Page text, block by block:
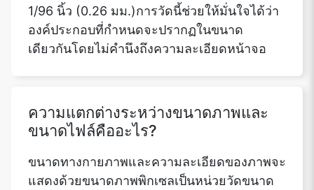
1/96 นิ้ว (0.26 มม.)การวัดนี้ช่วยให้มั่นใจได้ว่า
องค์ประกอบที่กำหนดจะปรากฏในขนาด
เดียวกันโดยไม่คำนึงถึงความละเอียดหน้าจอ
ความแตกต่างระหว่างขนาดภาพและ
ขนาดไฟล์คืออะไร?
ขนาดทางกายภาพและความละเอียดของภาพจะ
แสดงด้วยขนาดภาพพิกเซลเป็นหน่วยวัดขนาด